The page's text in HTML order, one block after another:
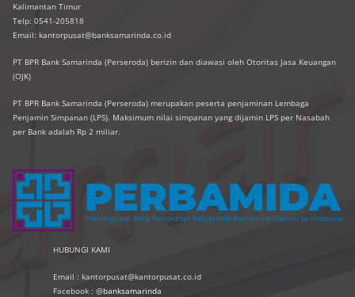
Kalimantan Timur
Telp: 0541-205818
Email: kantorpusat@banksamarinda.co.id
PT BPR Bank Samarinda (Perseroda) berizin dan diawasi oleh Otoritas Jasa Keuangan
(OJK)
PT BPR Bank Samarinda (Perseroda) merupakan peserta penjaminan Lembaga
Penjamin Simpanan (LPS). Maksimum nilai simpanan yang dijamin LPS per Nasabah
per Bank adalah Rp 2 miliar.
HUBUNGI KAMI
Email : kantorpusat@kantorpusat.co.id
Facebook : @banksamarinda